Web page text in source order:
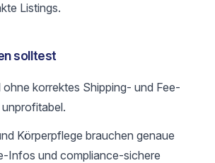
Listings.
solltest
korrektes Shipping- und Fee-
Körperpflege brauchen genaue
Infos und compliance-sichere